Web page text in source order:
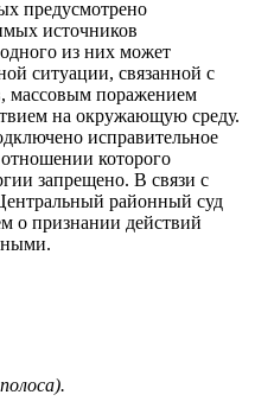
предусмотрено
источников
из них может
ситуации, связанной с
массовым поражением
на окружающую среду.
исправительное
которого
запрещено. В связи с
районный суд
о признании действий